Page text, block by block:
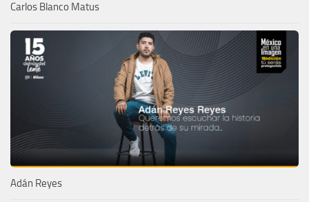
Carlos Blanco Matus
Adán Reyes